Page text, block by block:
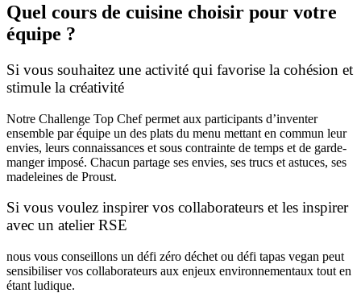
Quel cours de cuisine choisir pour votre
équipe ?
Si vous souhaitez une activité qui favorise la cohésion et
stimule la créativité
Notre Challenge Top Chefpermet aux participants d’inventer
ensemble par équipe un des plats du menu mettant en commun leur
envies, leurs connaissances et sous contrainte de temps et de garde-
manger imposé. Chacun partage ses envies, ses trucs et astuces, ses
madeleines de Proust.
Si vous voulez inspirer vos collaborateurs et les inspirer
avec un atelier RSE
nous vous conseillons un défi zéro déchet ou défi tapas vegan peut
sensibiliser vos collaborateurs aux enjeux environnementaux tout en
étant ludique.